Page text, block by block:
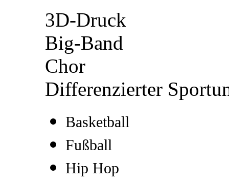
3D-Druck
Big-Band
Chor
Differenzierter
Basketball
Fußball
Hip Hop